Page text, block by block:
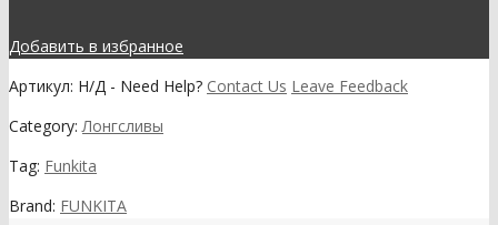
Добавить в избранное
Артикул: Н/Д - Need Help? Contact Us Leave Feedback
Category:Лонгсливы
Tag: Funkita
Brand: FUNKITA